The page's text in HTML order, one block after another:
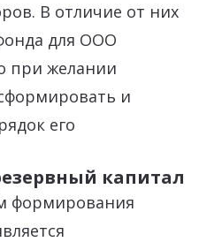
В отличие от них
для ООО
при желании
и
его
капитал
формирования